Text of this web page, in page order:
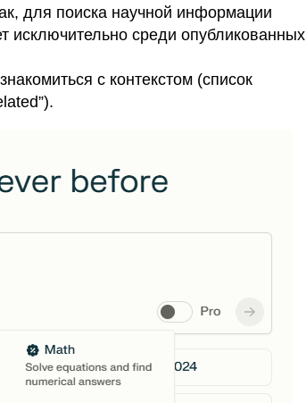
для поиска научной информации
среди опубликованных
с контекстом (список